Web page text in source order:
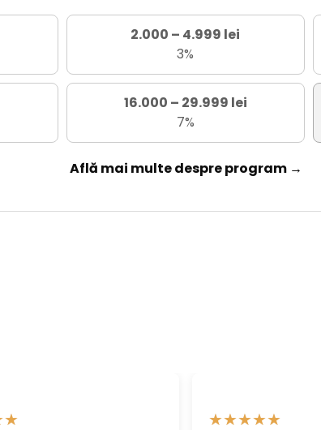
2.000 – 4.999 lei
3%
16.000 – 29.999 lei
7%
Află mai multe despre program →